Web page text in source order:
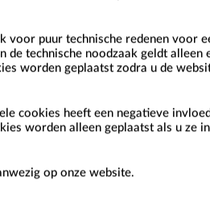
op de Service. Cookies
we ook gebruik maken van
voor puur technische redenen voor
de technische noodzaak geldt alleen
worden geplaatst zodra u de
cookies heeft een negatieve
worden alleen geplaatst als u ze
op onze website.